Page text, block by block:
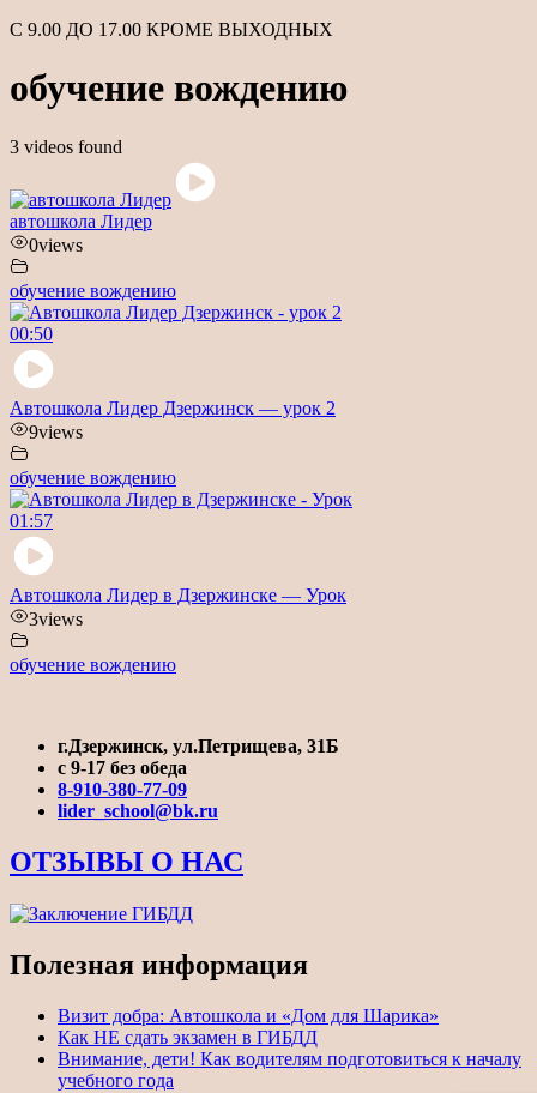
С 9.00 ДО 17.00 КРОМЕ ВЫХОДНЫХ
обучение вождению
3 videos found
автошкола Лидер
0views
обучение вождению
00:50
Автошкола Лидер Дзержинск — урок 2
9views
обучение вождению
01:57
Автошкола Лидер в Дзержинске — Урок
3views
обучение вождению
г.Дзержинск, ул.Петрищева, 31Б
с 9-17 без обеда
8-910-380-77-09
lider_school@bk.ru
ОТЗЫВЫ О НАС
Полезная информация
Визит добра: Автошкола и «Дом для Шарика»
Как НЕ сдать экзамен в ГИБДД
Внимание, дети! Как водителям подготовиться к началу
учебного года